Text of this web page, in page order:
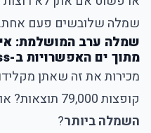
שמלה שלובשים פעם אחת.
שמלה ערב המושלמת:
מתוך ים האפשרויות ב-Aliexpress?
קופצות 79,000 תוצאות? אוקיי. אז איך מוצאים את
השמלה ביותר?